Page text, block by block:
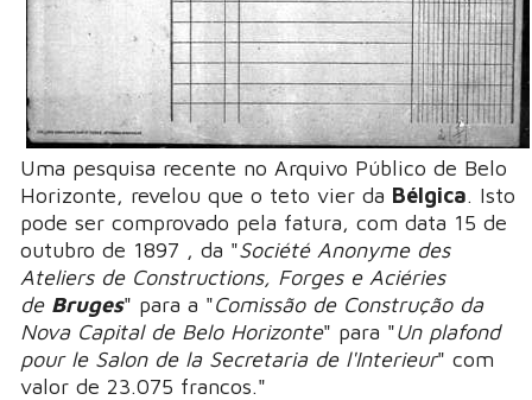
Uma pesquisa recente no Arquivo Público de Belo
Horizonte, revelou que o teto vier da Bélgica. Isto
pode ser comprovado pela fatura, com data 15 de
outubro de 1897 , da "Société Anonyme des
Ateliers de Constructions, Forges e Aciéries
de Bruges" para a "Comissão de Construção da
Nova Capital de Belo Horizonte" para "Un plafond
pour le Salon de la Secretaria de l'Interieur" com
valor de 23.075 francos."